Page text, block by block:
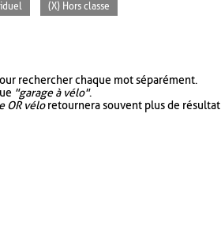
(X) Hors classe
rechercher chaque mot séparément.
"garage à vélo".
OR véloretournera souvent plus de résultat